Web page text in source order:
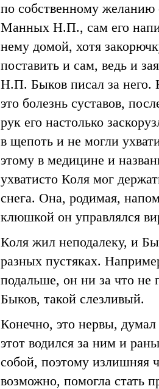
по собственному
Манных Н.П., сам его
нему домой, хотя
поставить и сам, ведь и
Н.П. Быков писал за него.
это болезнь суставов,
рук его настолько
в щепоть и не могли
этому в медицине и
ухватисто Коля мог
снега. Она, родимая,
клюшкой он управлялся
Коля жил неподалеку, и
разных пустяках.
подальше, он ни за что
Быков, такой слезливый.
Конечно, это нервы,
этот водился за ним и
собой, поэтому излишняя
возможно, помогла стать